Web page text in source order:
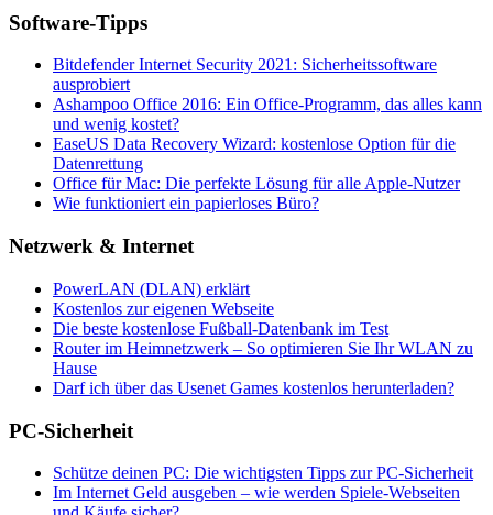
Software-Tipps
Bitdefender Internet Security 2021: Sicherheitssoftware
ausprobiert
Ashampoo Office 2016: Ein Office-Programm, das alles kann
und wenig kostet?
EaseUS Data Recovery Wizard: kostenlose Option für die
Datenrettung
Office für Mac: Die perfekte Lösung für alle Apple-Nutzer
Wie funktioniert ein papierloses Büro?
Netzwerk & Internet
PowerLAN (DLAN) erklärt
Kostenlos zur eigenen Webseite
Die beste kostenlose Fußball-Datenbank im Test
Router im Heimnetzwerk – So optimieren Sie Ihr WLAN zu
Hause
Darf ich über das Usenet Games kostenlos herunterladen?
PC-Sicherheit
Schütze deinen PC: Die wichtigsten Tipps zur PC-Sicherheit
Im Internet Geld ausgeben – wie werden Spiele-Webseiten